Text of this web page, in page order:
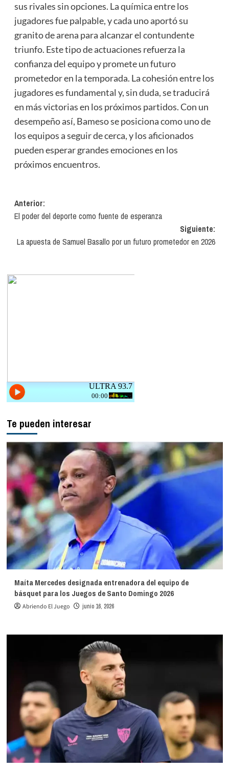
sus rivales sin opciones. La química entre los
jugadores fue palpable, y cada uno aportó su
granito de arena para alcanzar el contundente
triunfo. Este tipo de actuaciones refuerza la
confianza del equipo y promete un futuro
prometedor en la temporada. La cohesión entre los
jugadores es fundamental y, sin duda, se traducirá
en más victorias en los próximos partidos. Con un
desempeño así, Bameso se posiciona como uno de
los equipos a seguir de cerca, y los aficionados
pueden esperar grandes emociones en los
próximos encuentros.
Navegación
de
entradas
Anterior:
El poder del deporte como fuente de esperanza
Siguiente:
La apuesta de Samuel Basallo por un futuro prometedor en 2026
Te pueden interesar
Maíta Mercedes designada entrenadora del equipo de
básquet para los Juegos de Santo Domingo 2026
Abriendo El Juego junio 16, 2026